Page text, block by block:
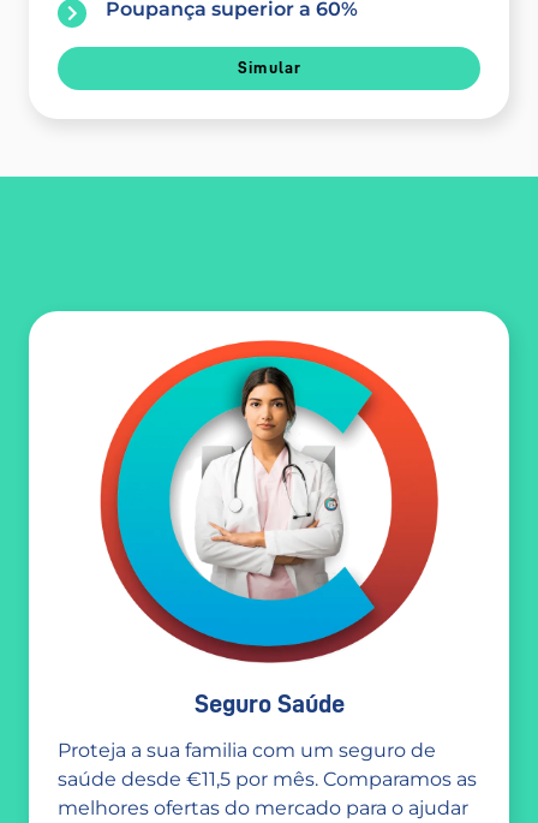
Poupança superior a 60%
Simular
Seguro Saúde
Proteja a sua familia com um seguro de
saúde desde €11,5 por mês. Comparamos as
melhores ofertas do mercado para o ajudar